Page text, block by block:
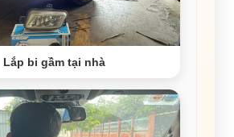
Lắp bi gầm tại nhà